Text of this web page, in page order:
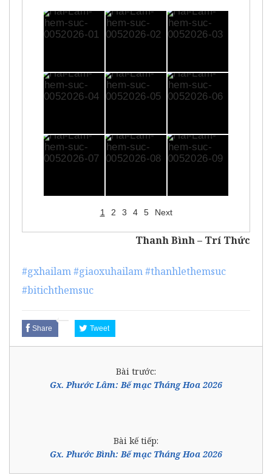
1 2 3 4 5 Next
Thanh Bình – Trí Thức
#gxhailam#giaoxuhailam#thanhlethemsuc
#bitichthemsuc
Share Tweet
Bài trước:
Gx. Phước Lâm: Bế mạc Tháng Hoa 2026
Bài kế tiếp:
Gx. Phước Bình: Bế mạc Tháng Hoa 2026